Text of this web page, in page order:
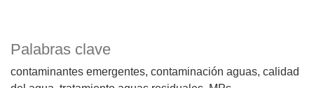
Palabras clave
contaminantes emergentes contaminación aguas calidad